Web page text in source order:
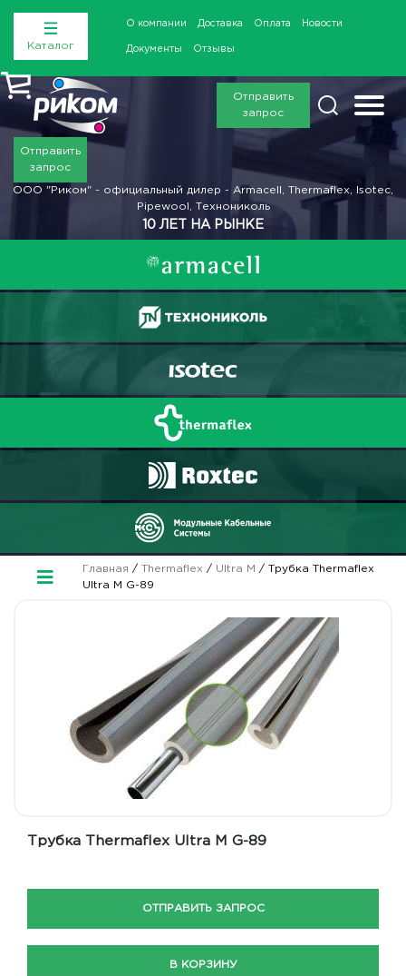
Каталог
О компании Доставка Оплата Новости
Документы Отзывы
Отправить
запрос
Отправить
запрос
ООО "Риком" - официальный дилер - Armacell, Thermaflex, Isotec,
Pipewool, Технониколь
10 ЛЕТ НА РЫНКЕ
Главная / Thermaflex / Ultra M
/ Трубка Thermaflex
Ultra M G-89
Трубка Thermaflex Ultra M G-89
ОТПРАВИТЬ ЗАПРОС
В КОРЗИНУ